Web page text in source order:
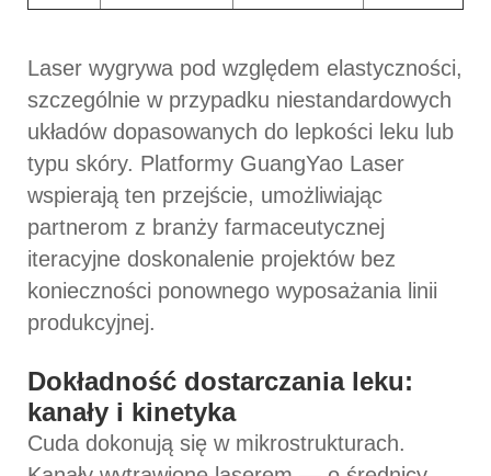
Laser wygrywa pod względem elastyczności,
szczególnie w przypadku niestandardowych
układów dopasowanych do lepkości leku lub
typu skóry. Platformy GuangYao Laser
wspierają ten przejście, umożliwiając
partnerom z branży farmaceutycznej
iteracyjne doskonalenie projektów bez
konieczności ponownego wyposażania linii
produkcyjnej.
Dokładność dostarczania leku:
kanały i kinetyka
Cuda dokonują się w mikrostrukturach.